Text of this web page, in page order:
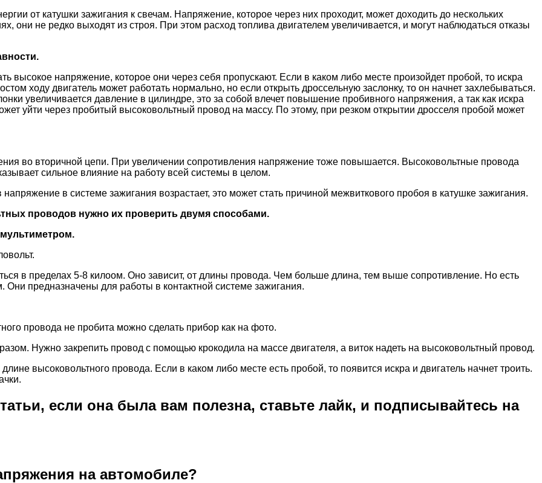
от катушки зажигания к свечам. Напряжение, которое через них проходит, может доходить до нескольких
они не редко выходят из строя. При этом расход топлива двигателем увеличивается, и могут наблюдаться отказы
напряжение, которое они через себя пропускают. Если в каком либо месте произойдет пробой, то искра
ходу двигатель может работать нормально, но если открыть дроссельную заслонку, то он начнет захлебываться.
увеличивается давление в цилиндре, это за собой влечет повышение пробивного напряжения, а так как искра
уйти через пробитый высоковольтный провод на массу. По этому, при резком открытии дросселя пробой может
во вторичной цепи. При увеличении сопротивления напряжение тоже повышается. Высоковольтные провода
сильное влияние на работу всей системы в целом.
в системе зажигания возрастает, это может стать причиной межвиткового пробоя в катушке зажигания.
проводов нужно их проверить двумя способами.
в пределах 5-8 килоом. Оно зависит, от длины провода. Чем больше длина, тем выше сопротивление. Но есть
предназначены для работы в контактной системе зажигания.
провода не пробита можно сделать прибор как на фото.
Нужно закрепить провод с помощью крокодила на массе двигателя, а виток надеть на высоковольтный провод.
высоковольтного провода. Если в каком либо месте есть пробой, то появится искра и двигатель начнет троить.
если она была вам полезна, ставьте лайк, и подписывайтесь на
на автомобиле?